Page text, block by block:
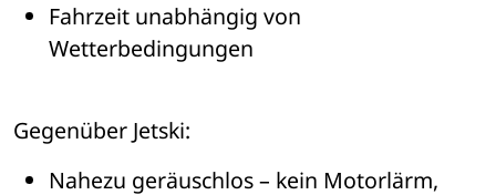
Fahrzeit unabhängig von
Wetterbedingungen
Gegenüber Jetski:
Nahezu geräuschlos – kein Motorlärm,